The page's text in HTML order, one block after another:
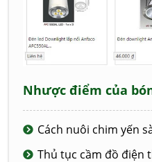
Nhược điểm của
Cách nuôi chim yến
Thủ tục cầm đồ điện